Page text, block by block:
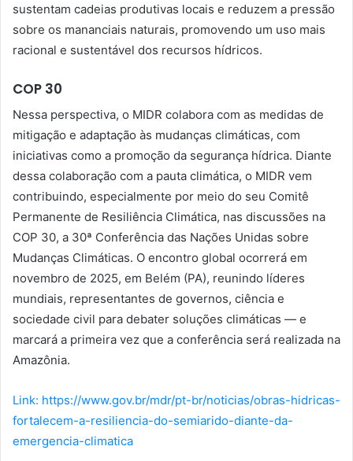
sustentam cadeias produtivas locais e reduzem a pressão
sobre os mananciais naturais, promovendo um uso mais
racional e sustentável dos recursos hídricos.
COP 30
Nessa perspectiva, o MIDR colabora com as medidas de
mitigação e adaptação às mudanças climáticas, com
iniciativas como a promoção da segurança hídrica. Diante
dessa colaboração com a pauta climática, o MIDR vem
contribuindo, especialmente por meio do seu Comitê
Permanente de Resiliência Climática, nas discussões na
COP 30, a 30ª Conferência das Nações Unidas sobre
Mudanças Climáticas. O encontro global ocorrerá em
novembro de 2025, em Belém (PA), reunindo líderes
mundiais, representantes de governos, ciência e
sociedade civil para debater soluções climáticas — e
marcará a primeira vez que a conferência será realizada na
Amazônia.
Link: https://www.gov.br/mdr/pt-br/noticias/obras-hidricas-
fortalecem-a-resiliencia-do-semiarido-diante-da-
emergencia-climatica